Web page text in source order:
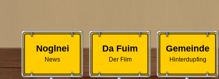
Noglnei
News
Da Fuim
Der Film
Gemeinde
Hinterdupfing